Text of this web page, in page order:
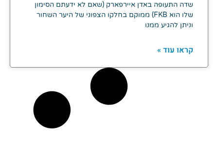
שדה התעופה באדן איירפארק (שאם לא ידעתם הסימון
שלו הוא FKB) ממוקם בחלקו הצפוני של היער השחור
וניתן להגיע ממנו
קראו עוד »